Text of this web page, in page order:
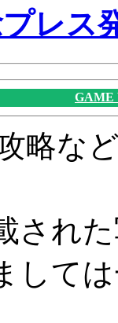
レス
GAME
略な
され
して